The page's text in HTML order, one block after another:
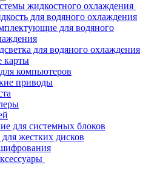
жидкостного охлаждения
для водяного охлаждения
для водяного
для водяного охлаждения
карты
компьютеров
приводы
для системных блоков
жестких дисков